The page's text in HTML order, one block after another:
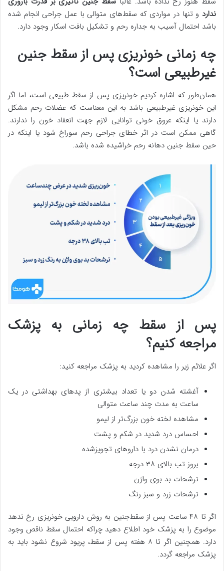
ندارد و تنها در مواردی که سقط‌های متوالی با عمل جراحی انجام شده
باشد احتمال آسیب به جداره رحم و تشکیل بافت اسکار وجود دارد.
چه زمانی خونریزی پس از سقط جنین
غیرطبیعی است؟
همان‌طور که اشاره کردیم خونریزی پس از سقط طبیعی است، اما اگر
این خونریزی غیرطبیعی باشد به این معناست که عضلات رحم مشکل
دارند یا اینکه عروق خونی توانایی لازم جهت انعقاد خون را ندارند.
گاهی ممکن است در اثر خطای جراحی رحم سوراخ شود یا اینکه در
حین سقط جنین دهانه رحم خراشیده شده باشد.
پس از سقط چه زمانی به پزشک
مراجعه کنیم؟
اگر علائم زیر را مشاهده کردید به پزشک مراجعه کنید:
آغشته شدن دو یا تعداد بیشتری از پدهای بهداشتی در یک
ساعت به مدت چند ساعت متوالی
مشاهده لخته خون بزرگ‌تر از لیمو
احساس درد شدید در شکم و پشت
درمان نشدن درد با داروهای تجویزشده
بروز تب بالای ۳۸ درجه
ترشحات بد بوی واژن
ترشحات زرد و سبز رنگ
اگر تا ۴۸ ساعت پس از سقط‌جنین به روش دارویی خونریزی رخ ندهد
موضوع را به پزشک خود اطلاع دهید چراکه احتمال سقط ناقص وجود
دارد. همچنین اگر تا ۸ هفته پس از سقط، پریود شروع نشود باید به
پزشک مراجعه گردد.